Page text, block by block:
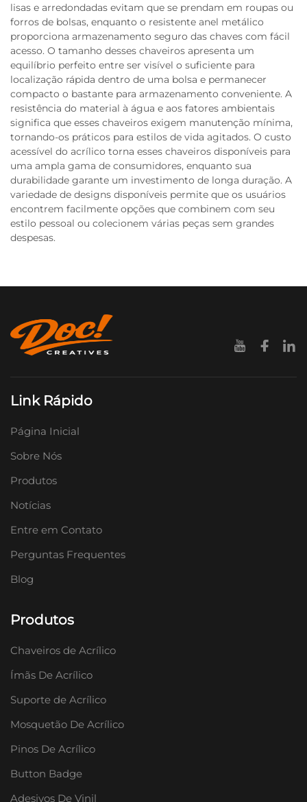
lisas e arredondadas evitam que se prendam em roupas ou
forros de bolsas, enquanto o resistente anel metálico
proporciona armazenamento seguro das chaves com fácil
acesso. O tamanho desses chaveiros apresenta um
equilíbrio perfeito entre ser visível o suficiente para
localização rápida dentro de uma bolsa e permanecer
compacto o bastante para armazenamento conveniente. A
resistência do material à água e aos fatores ambientais
significa que esses chaveiros exigem manutenção mínima,
tornando-os práticos para estilos de vida agitados. O custo
acessível do acrílico torna esses chaveiros disponíveis para
uma ampla gama de consumidores, enquanto sua
durabilidade garante um investimento de longa duração. A
variedade de designs disponíveis permite que os usuários
encontrem facilmente opções que combinem com seu
estilo pessoal ou colecionem várias peças sem grandes
despesas.
Link Rápido
Página Inicial
Sobre Nós
Produtos
Notícias
Entre em Contato
Perguntas Frequentes
Blog
Produtos
Chaveiros de Acrílico
Ímãs De Acrílico
Suporte de Acrílico
Mosquetão De Acrílico
Pinos De Acrílico
Button Badge
Adesivos De Vinil